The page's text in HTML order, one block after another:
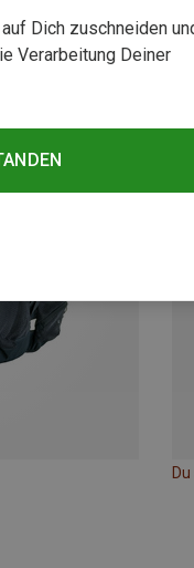
Dich zuschneiden
Verarbeitung Deiner